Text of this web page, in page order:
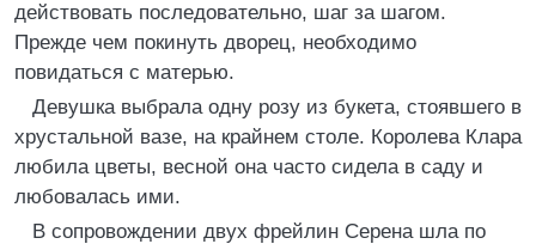
действовать последовательно, шаг за шагом.
Прежде чем покинуть дворец, необходимо
повидаться с матерью.
Девушка выбрала одну розу из букета, стоявшего в
хрустальной вазе, на крайнем столе. Королева Клара
любила цветы, весной она часто сидела в саду и
любовалась ими.
В сопровождении двух фрейлин Серена шла по